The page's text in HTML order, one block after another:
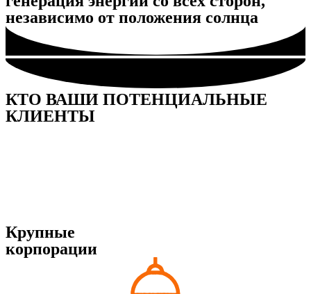
независимо от положения солнца
КТО ВАШИ ПОТЕНЦИАЛЬНЫЕ
КЛИЕНТЫ
Крупные
корпорации